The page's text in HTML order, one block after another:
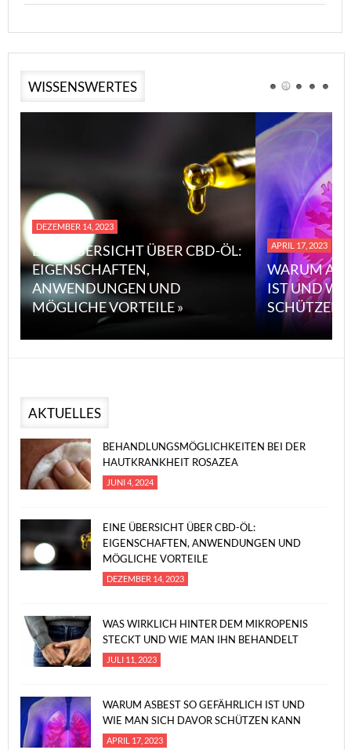
WISSENSWERTES
DEZEMBER 14, 2023
EINE ÜBERSICHT ÜBER CBD-ÖL:
EIGENSCHAFTEN,
ANWENDUNGEN UND
MÖGLICHE VORTEILE »
APRIL 17, 2023
WARUM
IST UND
SCHÜTZEN
AKTUELLES
BEHANDLUNGSMÖGLICHKEITEN BEI DER
HAUTKRANKHEIT ROSAZEA
JUNI 4, 2024
EINE ÜBERSICHT ÜBER CBD-ÖL:
EIGENSCHAFTEN, ANWENDUNGEN UND
MÖGLICHE VORTEILE
DEZEMBER 14, 2023
WAS WIRKLICH HINTER DEM MIKROPENIS
STECKT UND WIE MAN IHN BEHANDELT
JULI 11, 2023
WARUM ASBEST SO GEFÄHRLICH IST UND
WIE MAN SICH DAVOR SCHÜTZEN KANN
APRIL 17, 2023